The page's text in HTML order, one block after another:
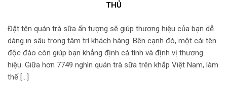
THỦ
Đặt tên quán trà sữa ấn tượng sẽ giúp thương hiệu của bạn dễ
dàng in sâu trong tâm trí khách hàng. Bên cạnh đó, một cái tên
độc đáo còn giúp bạn khẳng định cá tính và định vị thương
hiệu. Giữa hơn 7749 nghìn quán trà sữa trên khắp Việt Nam, làm
thế […]